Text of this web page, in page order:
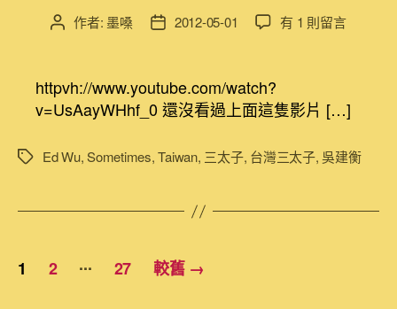
夢
與
文
者
作者: 墨嗓
文
佈
日
期
2012-05-01
在
些
隨
三
的
有 1 則留言
httpvh://www.youtube.com/watch?
v=UsAayWHhf_0 還沒看過上面這隻影片 […]
標
Ed Wu,Sometimes,Taiwan, 三太子, 台灣三太子,吳建衡
文
1 2 ... 27 較舊 →